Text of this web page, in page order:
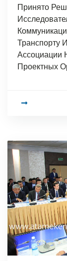
Принято
Транспорту
Ассоциации
Проектных